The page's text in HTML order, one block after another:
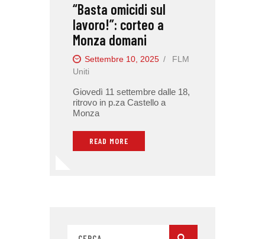
“Basta omicidi sul
lavoro!”: corteo a
Monza domani
Settembre 10, 2025
FLM
Uniti
Giovedì 11 settembre dalle 18,
ritrovo in p.za Castello a
Monza
READ MORE